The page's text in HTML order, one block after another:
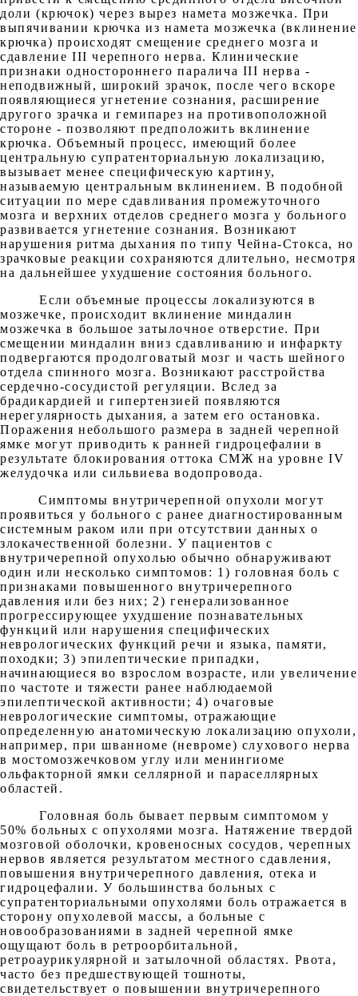
доли (крючок) через вырез намета мозжечка. При
выпячивании крючка из намета мозжечка (вклинение
крючка) происходят смещение среднего мозга и
сдавление III черепного нерва. Клинические
признаки одностороннего паралича III нерва -
неподвижный, широкий зрачок, после чего вскоре
появляющиеся угнетение сознания, расширение
другого зрачка и гемипарез на противоположной
стороне - позволяют предположить вклинение
крючка. Объемный процесс, имеющий более
центральную супратенториальную локализацию,
вызывает менее специфическую картину,
называемую центральным вклинением. В подобной
ситуации по мере сдавливания промежуточного
мозга и верхних отделов среднего мозга у больного
развивается угнетение сознания. Возникают
нарушения ритма дыхания по типу Чейна-Стокса, но
зрачковые реакции сохраняются длительно, несмотря
на дальнейшее ухудшение состояния больного.
Если объемные процессы локализуются в
мозжечке, происходит вклинение миндалин
мозжечка в большое затылочное отверстие. При
смещении миндалин вниз сдавливанию и инфаркту
подвергаются продолговатый мозг и часть шейного
отдела спинного мозга. Возникают расстройства
сердечно-сосудистой регуляции. Вслед за
брадикардией и гипертензией появляются
нерегулярность дыхания, а затем его остановка.
Поражения небольшого размера в задней черепной
ямке могут приводить к ранней гидроцефалии в
результате блокирования оттока СМЖ на уровне IV
желудочка или сильвиева водопровода.
Симптомы внутричерепной опухоли могут
проявиться у больного с ранее диагностированным
системным раком или при отсутствии данных о
злокачественной болезни. У пациентов с
внутричерепной опухолью обычно обнаруживают
один или несколько симптомов: 1) головная боль с
признаками повышенного внутричерепного
давления или без них; 2) генерализованное
прогрессирующее ухудшение познавательных
функций или нарушения специфических
неврологических функций речи и языка, памяти,
походки; 3) эпилептические припадки,
начинающиеся во взрослом возрасте, или увеличение
по частоте и тяжести ранее наблюдаемой
эпилептической активности; 4) очаговые
неврологические симптомы, отражающие
определенную анатомическую локализацию опухоли,
например, при шванноме (невроме) слухового нерва
в мостомозжечковом углу или менингиоме
ольфакторной ямки селлярной и параселлярных
областей.
Головная боль бывает первым симптомом у
50% больных с опухолями мозга. Натяжение твердой
мозговой оболочки, кровеносных сосудов, черепных
нервов является результатом местного сдавления,
повышения внутричерепного давления, отека и
гидроцефалии. У большинства больных с
супратенториальными опухолями боль отражается в
сторону опухолевой массы, а больные с
новообразованиями в задней черепной ямке
ощущают боль в ретроорбитальной,
ретроаурикулярной и затылочной областях. Рвота,
часто без предшествующей тошноты,
свидетельствует о повышении внутричерепного